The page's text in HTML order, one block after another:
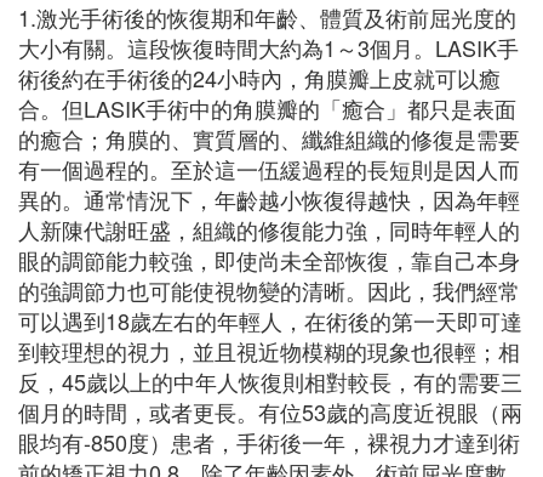
1.激光手術後的恢復期和年齡、體質及術前屈光度的
大小有關。這段恢復時間大約為1～3個月。LASIK手
術後約在手術後的24小時內，角膜瓣上皮就可以癒
合。但LASIK手術中的角膜瓣的「癒合」都只是表面
的癒合；角膜的、實質層的、纖維組織的修復是需要
有一個過程的。至於這一伍緩過程的長短則是因人而
異的。通常情況下，年齡越小恢復得越快，因為年輕
人新陳代謝旺盛，組織的修復能力強，同時年輕人的
眼的調節能力較強，即使尚未全部恢復，靠自己本身
的強調節力也可能使視物變的清晰。因此，我們經常
可以遇到18歲左右的年輕人，在術後的第一天即可達
到較理想的視力，並且視近物模糊的現象也很輕；相
反，45歲以上的中年人恢復則相對較長，有的需要三
個月的時間，或者更長。有位53歲的高度近視眼（兩
眼均有-850度）患者，手術後一年，裸視力才達到術